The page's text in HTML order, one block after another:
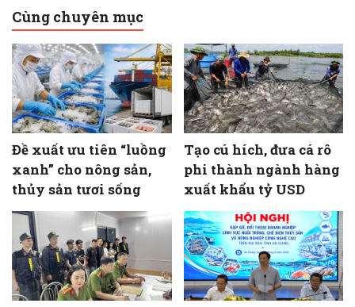
Cùng chuyên mục
Đề xuất ưu tiên “luồng
xanh” cho nông sản,
thủy sản tươi sống
Tạo cú hích, đưa cá rô
phi thành ngành hàng
xuất khẩu tỷ USD